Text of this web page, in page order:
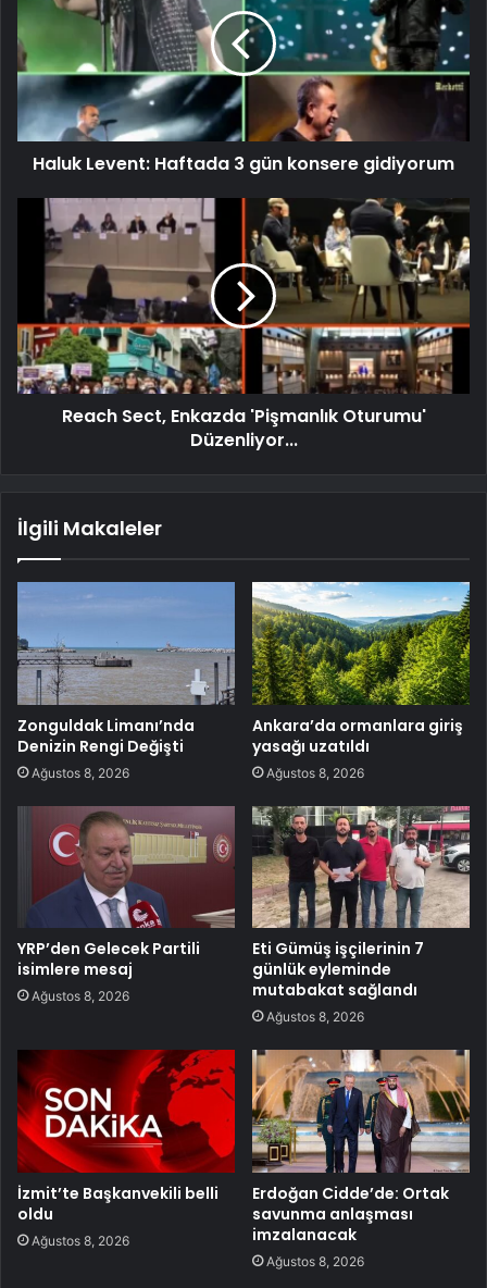
Haluk Levent: Haftada 3 gün konsere gidiyorum
Reach Sect, Enkazda 'Pişmanlık Oturumu'
Düzenliyor...
İlgili Makaleler
Zonguldak Limanı’nda
Denizin Rengi Değişti
Ağustos 8, 2026
Ankara’da ormanlara giriş
yasağı uzatıldı
Ağustos 8, 2026
YRP’den Gelecek Partili
isimlere mesaj
Ağustos 8, 2026
Eti Gümüş işçilerinin 7
günlük eyleminde
mutabakat sağlandı
Ağustos 8, 2026
İzmit’te Başkanvekili belli
oldu
Ağustos 8, 2026
Erdoğan Cidde’de: Ortak
savunma anlaşması
imzalanacak
Ağustos 8, 2026